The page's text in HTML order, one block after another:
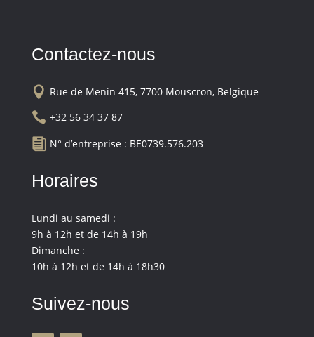
Contactez-nous
 Rue de Menin 415, 7700 Mouscron, Belgique
 +32 56 34 37 87
 N° d’entreprise : BE0739.576.203
Horaires
Lundi au samedi :
9h à 12h et de 14h à 19h
Dimanche :
10h à 12h et de 14h à 18h30
Suivez-nous